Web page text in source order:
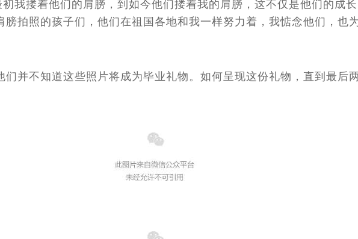
我搂着他们的肩膀，到如今他们搂着我的肩膀，这不仅是他们的成
膀拍照的孩子们，他们在祖国各地和我一样努力着，我惦念他们，也
并不知道这些照片将成为毕业礼物。如何呈现这份礼物，直到最后